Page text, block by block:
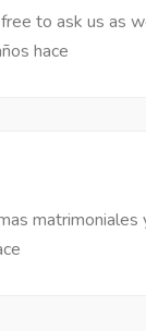
to ask us as
hace